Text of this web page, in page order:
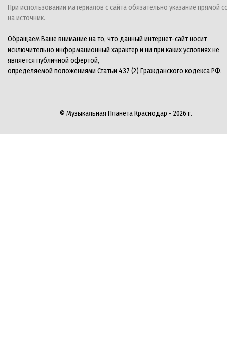
При использовании материалов с сайта обязательно указание прямой
на источник.
Обращаем Ваше внимание на то, что данный интернет-сайт носит
исключительно информационный характер и ни при каких условиях не
является публичной офертой,
определяемой положениями Статьи 437 (2) Гражданского кодекса РФ.
© Музыкальная Планета Краснодар - 2026 г.